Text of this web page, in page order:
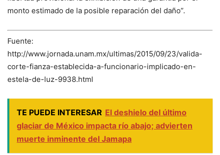
monto estimado de la posible reparación del daño”.
Fuente:
http://www.jornada.unam.mx/ultimas/2015/09/23/valida-
corte-fianza-establecida-a-funcionario-implicado-en-
estela-de-luz-9938.html
TE PUEDE INTERESAR El deshielo del último
glaciar de México impacta río abajo; advierten
muerte inminente del Jamapa